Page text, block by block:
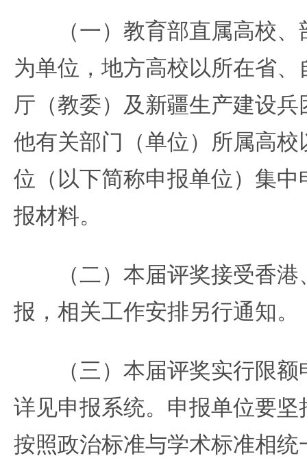
（一）教育部直属高校、
为单位，地方高校以所在省
厅（教委）及新疆生产建设
他有关部门（单位）所属高
位（以下简称申报单位）集
报材料。
（二）本届评奖接受香港
报，相关工作安排另行通知。
（三）本届评奖实行限额
详见申报系统。申报单位要
按照政治标准与学术标准相